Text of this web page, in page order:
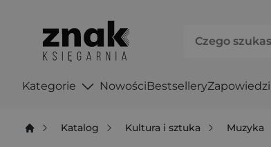
Kategorie NowościBestselleryZapowiedzi
Katalog Kultura i sztuka Muzyka